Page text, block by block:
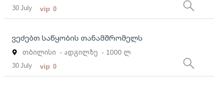
30 July vip 0
ვეძებთ საწყობის თანამშრომელს
თბილისი - ადგილზე - 1000 ლ
30 July vip 0